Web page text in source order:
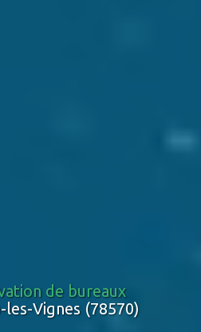
de bureaux
les-Vignes (78570)